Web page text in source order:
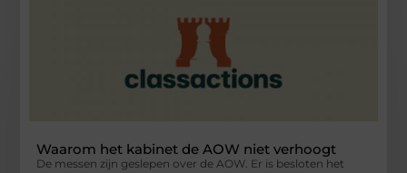
Waarom het kabinet de AOW niet verhoogt
De messen zijn geslepen over de AOW. Er is besloten het